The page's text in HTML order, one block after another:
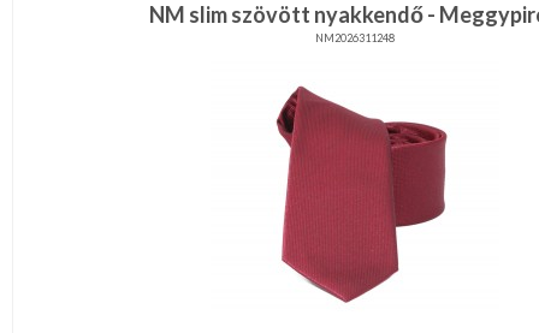
NM slim szövött nyakkendő -
NM2026311248